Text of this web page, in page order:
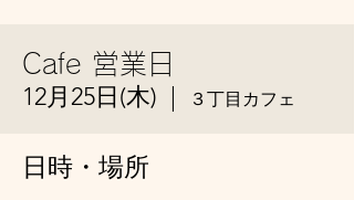
Cafe 営業日
12月25日(木) ３丁目カフェ
日時・場所